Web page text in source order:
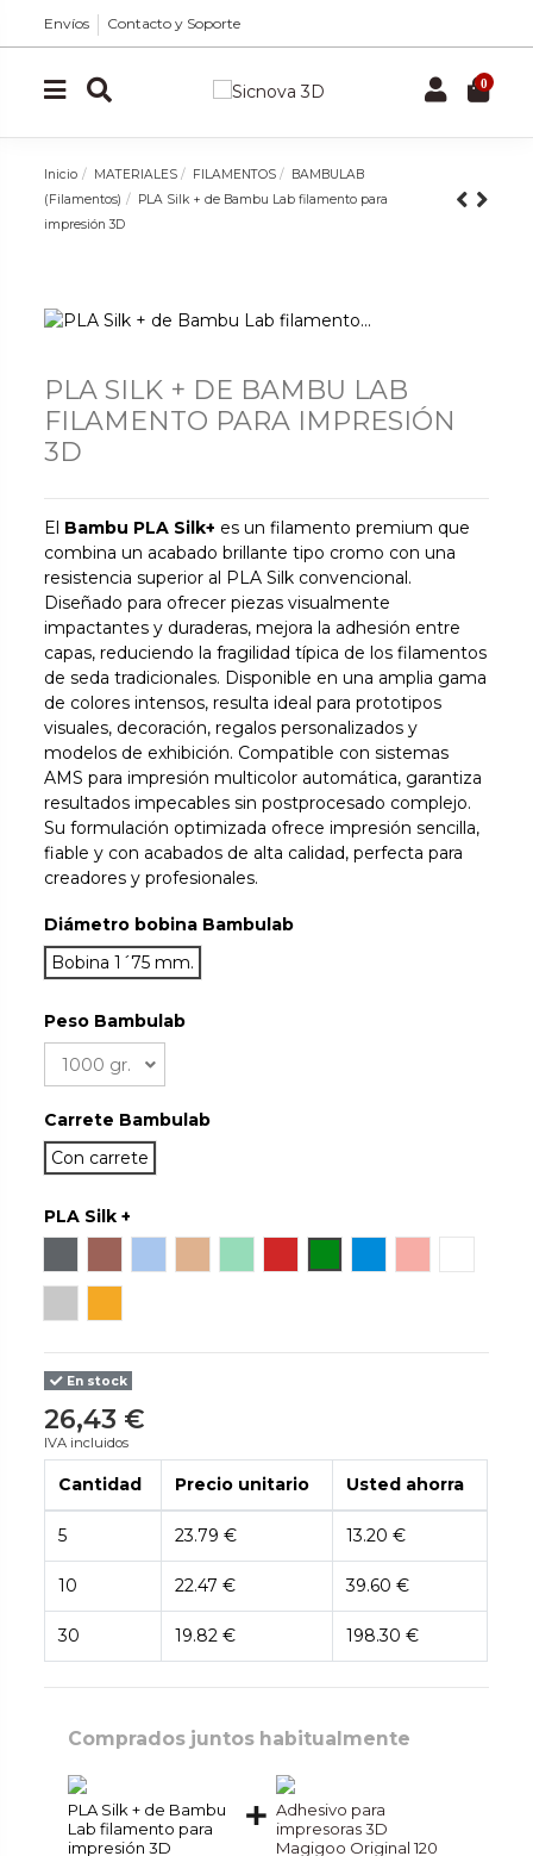
Envíos Contacto y Soporte
0
Inicio MATERIALES FILAMENTOS
BAMBULAB
(Filamentos)
PLA Silk + de Bambu Lab filamento para
impresión 3D
PLA SILK + DE BAMBU LAB
FILAMENTO PARA IMPRESIÓN
3D
El Bambu PLA Silk+ es un filamento premium que
combina un acabado brillante tipo cromo con una
resistencia superior al PLA Silk convencional.
Diseñado para ofrecer piezas visualmente
impactantes y duraderas, mejora la adhesión entre
capas, reduciendo la fragilidad típica de los filamentos
de seda tradicionales. Disponible en una amplia gama
de colores intensos, resulta ideal para prototipos
visuales, decoración, regalos personalizados y
modelos de exhibición. Compatible con sistemas
AMS para impresión multicolor automática, garantiza
resultados impecables sin postprocesado complejo.
Su formulación optimizada ofrece impresión sencilla,
fiable y con acabados de alta calidad, perfecta para
creadores y profesionales.
Diámetro bobina Bambulab
Bobina 1´75 mm.
Peso Bambulab
Carrete Bambulab
Con carrete
PLA Silk +
En stock
26,43 €
IVA incluidos
Cantidad Precio unitario Usted ahorra
5 23.79 € 13.20 €
10 22.47 € 39.60 €
30 19.82 € 198.30 €
Comprados juntos habitualmente
PLA Silk + de Bambu
Lab filamento para
impresión 3D
Adhesivo para
impresoras 3D
Magigoo Original 120